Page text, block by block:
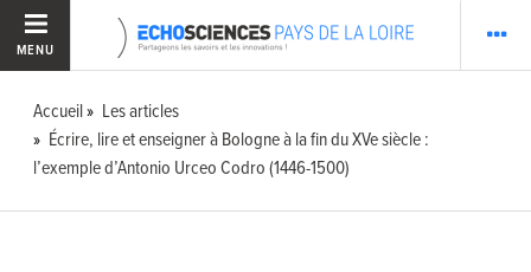
MENU
Accueil
Les articles
Écrire, lire et enseigner à Bologne à la fin du XVe siècle :
l’exemple d’Antonio Urceo Codro (1446-1500)